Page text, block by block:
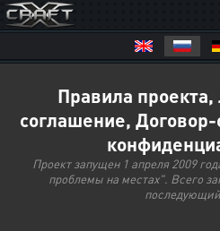
Правила
соглашение,
Проект запущен 1 апреля 2009
проблемы на местах". Всего